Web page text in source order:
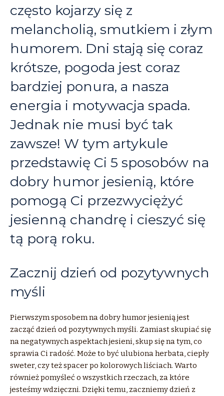
często kojarzy się z
melancholią, smutkiem i złym
humorem. Dni stają się coraz
krótsze, pogoda jest coraz
bardziej ponura, a nasza
energia i motywacja spada.
Jednak nie musi być tak
zawsze! W tym artykule
przedstawię Ci 5 sposobów na
dobry humor jesienią, które
pomogą Ci przezwyciężyć
jesienną chandrę i cieszyć się
tą porą roku.
Zacznij dzień od pozytywnych
myśli
Pierwszym sposobem na dobry humor jesienią jest
zacząć dzień od pozytywnych myśli. Zamiast skupiać się
na negatywnych aspektach jesieni, skup się na tym, co
sprawia Ci radość. Może to być ulubiona herbata, ciepły
sweter, czy też spacer po kolorowych liściach. Warto
również pomyśleć o wszystkich rzeczach, za które
jesteśmy wdzięczni. Dzięki temu, zaczniemy dzień z